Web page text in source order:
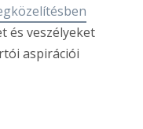
és veszélyeket
aspirációi